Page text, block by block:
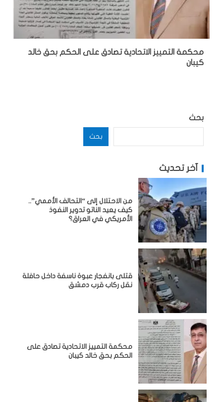
محكمة التمييز الاتحادية تصادق على الحكم بحق خالد
كيبان
بحث
بحث
آخر تحديث
من الاحتلال إلى “التحالف الأممي”..
كيف يعيد الناتو تدوير النفوذ
الأمريكي في العراق؟
قتلى بانفجار عبوة ناسفة داخل حافلة
نقل ركاب قرب دمشق
محكمة التمييز الاتحادية تصادق على
الحكم بحق خالد كيبان